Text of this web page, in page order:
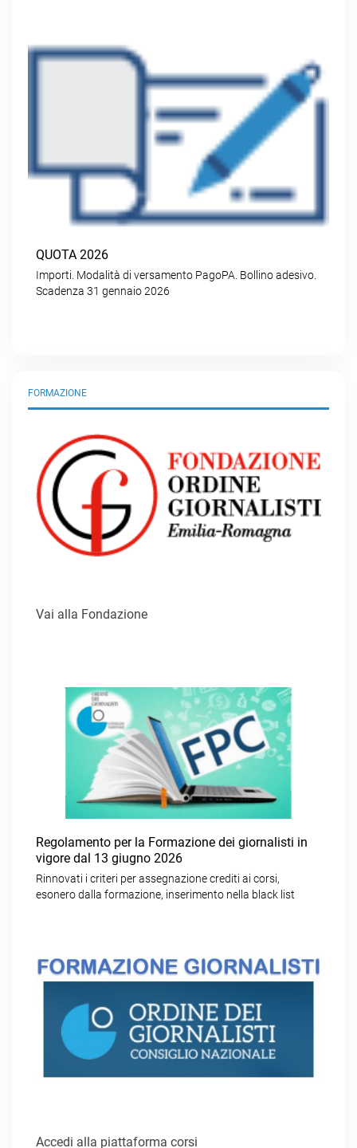
QUOTA 2026
Importi. Modalità di versamento PagoPA. Bollino adesivo.
Scadenza 31 gennaio 2026
FORMAZIONE
Vai alla Fondazione
Regolamento per la Formazione dei giornalisti in
vigore dal 13 giugno 2026
Rinnovati i criteri per assegnazione crediti ai corsi,
esonero dalla formazione, inserimento nella black list
Accedi alla piattaforma corsi